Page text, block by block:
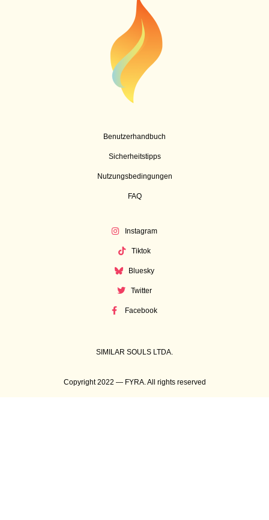
Benutzerhandbuch
Sicherheitstipps
Nutzungsbedingungen
FAQ
Instagram
Tiktok
Bluesky
Twitter
Facebook
SIMILAR SOULS LTDA.
Copyright 2022 — FYRA. All rights reserved